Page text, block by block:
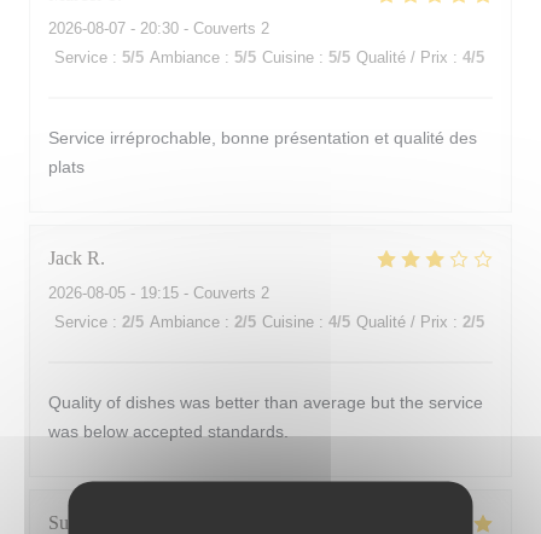
2026-08-07 - 20:30 - Couverts 2
Service : 5/5 Ambiance : 5/5 Cuisine : 5/5 Qualité / Prix : 4/5
Service irréprochable, bonne présentation et qualité des
plats
Jack R
2026-08-05 - 19:15 - Couverts 2
Service : 2/5 Ambiance : 2/5 Cuisine : 4/5 Qualité / Prix : 2/5
Quality of dishes was better than average but the service
was below accepted standards.
Susan